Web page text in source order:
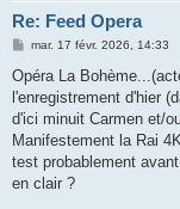
Re: Feed Opera
M
s
s
a
g
mar. 17 févr. 2026, 14:33
Opéra La
l'enregistrement d'hier
d'ici minuit Carmen et/
Manifestement la Rai
test probablement
en clair ?